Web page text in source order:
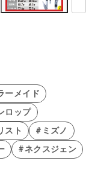
ーメイド
ロップ
スト
#ミズノ
#ネクスジェン